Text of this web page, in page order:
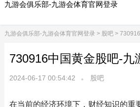
九游会俱乐部-九游会体育官网登录
九游会俱乐部-九游会体育官网登录> 股吧>
730916中国黄金股吧-九
2024-06-17 00:54:42 股吧
在当前的经济环境下，财经知识的重